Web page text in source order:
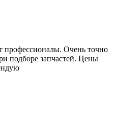
профессионалы. Очень точно
подборе запчастей. Цены